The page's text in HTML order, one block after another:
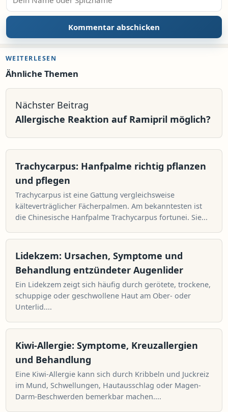
WEITERLESEN
Ähnliche Themen
Nächster Beitrag
Allergische Reaktion auf Ramipril möglich?
Trachycarpus: Hanfpalme richtig pflanzen
und pflegen
Trachycarpus ist eine Gattung vergleichsweise
kälteverträglicher Fächerpalmen. Am bekanntesten ist
die Chinesische Hanfpalme Trachycarpus fortunei. Sie...
Lidekzem: Ursachen, Symptome und
Behandlung entzündeter Augenlider
Ein Lidekzem zeigt sich häufig durch gerötete, trockene,
schuppige oder geschwollene Haut am Ober- oder
Unterlid....
Kiwi-Allergie: Symptome, Kreuzallergien
und Behandlung
Eine Kiwi-Allergie kann sich durch Kribbeln und Juckreiz
im Mund, Schwellungen, Hautausschlag oder Magen-
Darm-Beschwerden bemerkbar machen....